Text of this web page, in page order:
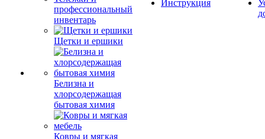
профессиональный
инвентарь
Щетки и ершики
Белизна и
хлорсодержащая
бытовая химия
Ковры и мягкая
Инструкция